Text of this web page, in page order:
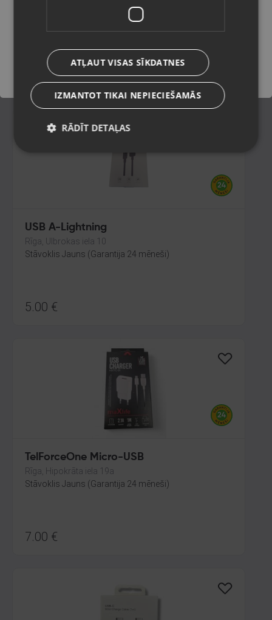
Stāvoklis Jauns (Garantija 24 mēneši)
€
USB A-Lightning
Rīga, Ulbrokas iela 10
Stāvoklis Jauns (Garantija 24 mēneši)
5.00 €
TelForceOne Micro-USB
Rīga, Hipokrāta iela 19a
Stāvoklis Jauns (Garantija 24 mēneši)
7.00 €
Saglabāt
ATĻAUT VISAS SĪKDATNES
IZMANTOT TIKAI NEPIECIEŠAMĀS
RĀDĪT DETAĻAS